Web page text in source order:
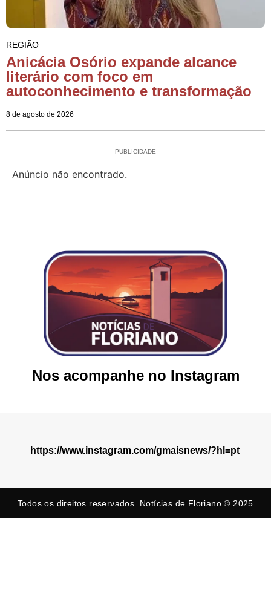
REGIÃO
Anicácia Osório expande alcance
literário com foco em
autoconhecimento e transformação
8 de agosto de 2026
PUBLICIDADE
Anúncio não encontrado.
Nos acompanhe no Instagram
https://www.instagram.com/gmaisnews/?hl=pt
Todos os direitos reservados. Notícias de Floriano © 2025